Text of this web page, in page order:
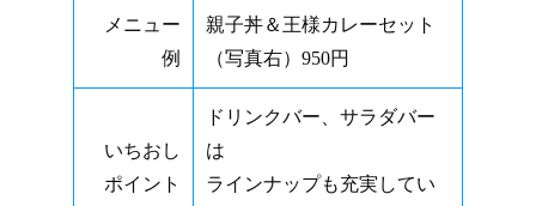
メニュー
例
親子丼＆王様カレーセット
（写真右）950円
いちおし
ポイント
ドリンクバー、サラダバー
は
ラインナップも充実してい